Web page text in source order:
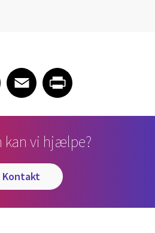
Facebook
Facebook
Share article on Email
EmailShare article on Print
kan vi hjælpe?
kontakt